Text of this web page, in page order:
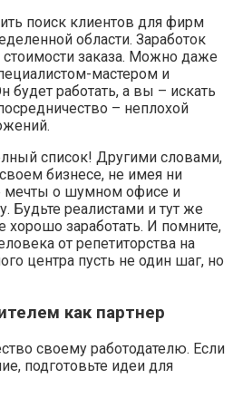
поиск клиентов для фирм
области. Заработок
стоимости заказа. Можно даже
мастером и
будет работать, а вы – искать
– неплохой
список! Другими словами,
бизнесе, не имея ни
мечты о шумном офисе и
реалистами и тут же
хорошо заработать. И помните,
от репетиторства на
центра пусть не один шаг, но
как партнер
своему работодателю. Если
подготовьте идеи для